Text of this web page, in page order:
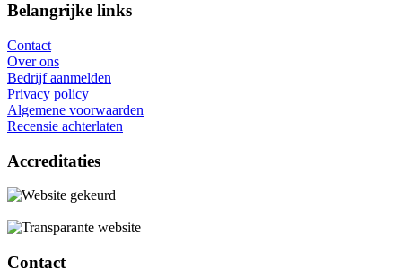
Belangrijke links
Contact
Over ons
Bedrijf aanmelden
Privacy policy
Algemene voorwaarden
Recensie achterlaten
Accreditaties
Contact